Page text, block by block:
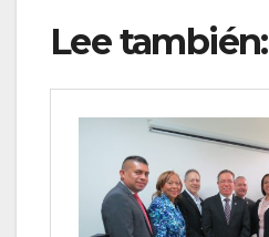
Lee también: